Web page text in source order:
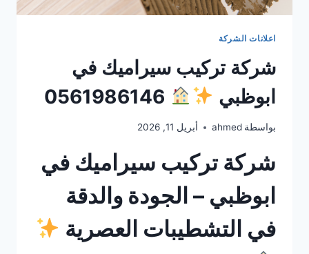
اعلانات الشركة
شركة تركيب سيراميك في
ابوظبي
بواسطة ahmed أبريل 11, 2026
شركة تركيب سيراميك في
ابوظبي – الجودة والدقة
في التشطيبات العصرية